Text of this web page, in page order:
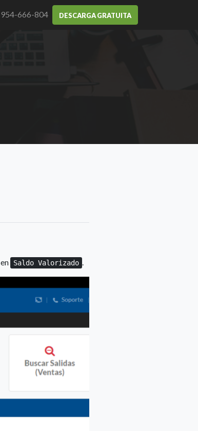
954-666-804 DESCARGA GRATUITA
en Saldo Valorizado .